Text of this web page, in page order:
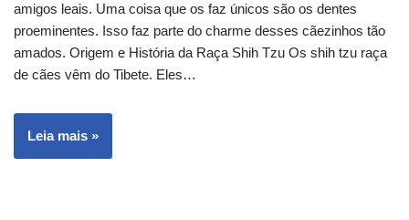
amigos leais. Uma coisa que os faz únicos são os dentes
proeminentes. Isso faz parte do charme desses cãezinhos tão
amados. Origem e História da Raça Shih Tzu Os shih tzu raça
de cães vêm do Tibete. Eles…
Leia mais »